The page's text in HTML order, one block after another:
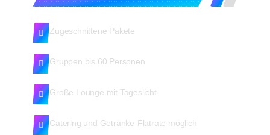
Zugeschnittene Pakete
Gruppen bis 60 Personen
Große Lounge mit Tageslicht
Catering und Getränke-Flatrate möglich